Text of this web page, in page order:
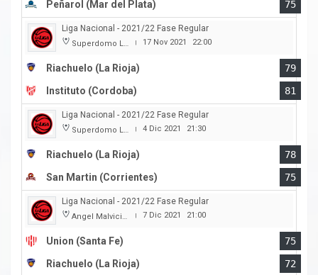
Peñarol (Mar del Plata)
75
Liga Nacional - 2021/22 Fase Regular
Superdomo La Rioja | 17 Nov 2021 22:00
Riachuelo (La Rioja)
79
Instituto (Cordoba)
81
Liga Nacional - 2021/22 Fase Regular
Superdomo La Rioja | 4 Dic 2021 21:30
Riachuelo (La Rioja)
78
San Martin (Corrientes)
75
Liga Nacional - 2021/22 Fase Regular
Angel Malvicino | 7 Dic 2021 21:00
Union (Santa Fe)
75
Riachuelo (La Rioja)
72